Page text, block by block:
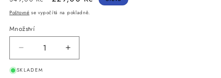
cena
cena
Poštovné se vypočítá na pokladně.
Množství
množství
produktu
Zvýšit
množství
SKLADEM